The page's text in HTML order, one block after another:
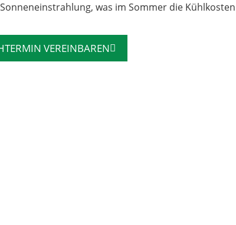
was im Sommer die
VEREINBAREN